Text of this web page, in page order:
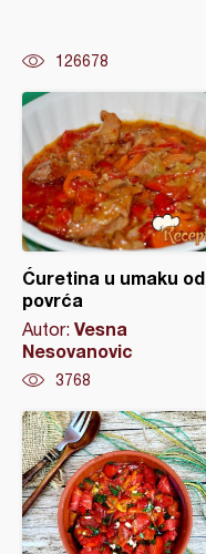
126678
Ćuretina u umaku od
povrća
Autor: Vesna
Nesovanovic
3768